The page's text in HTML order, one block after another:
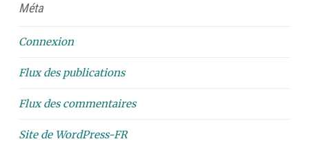
Méta
Connexion
Flux des publications
Flux des commentaires
Site de WordPress-FR